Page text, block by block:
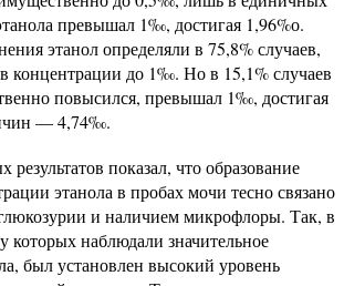
превышал 1‰, достигая 1,96%о.
этанол определяли в 75,8% случаев,
концентрации до 1‰. Но в 15,1% случаев
повысился, превышал 1‰, достигая
— 4,74‰.
показал, что образование
этанола в пробах мочи тесно связано
и наличием микрофлоры. Так, в
которых наблюдали значительное
был установлен высокий уровень